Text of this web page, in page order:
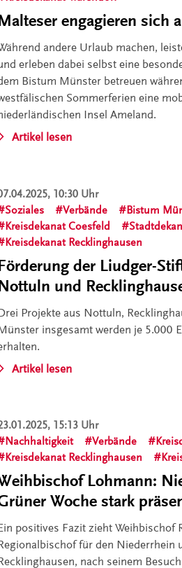
engagieren sich
andere Urlaub machen,
erleben dabei selbst eine
Bistum Münster betreuen
Sommerferien eine
Insel Ameland.
Artikel lesen
10:30 Uhr
Soziales
Verbände
Bistum
Kreisdekanat Coesfeld
Kreisdekanat Recklinghausen
der Liudger-
und
Projekte aus Nottuln,
insgesamt werden je 5.000
Artikel lesen
15:13 Uhr
Nachhaltigkeit
Verbände
Kreisdekanat Recklinghausen
Lohmann:
Woche stark
positives Fazit zieht Weihbischof
für den Niederrhein
nach seinem